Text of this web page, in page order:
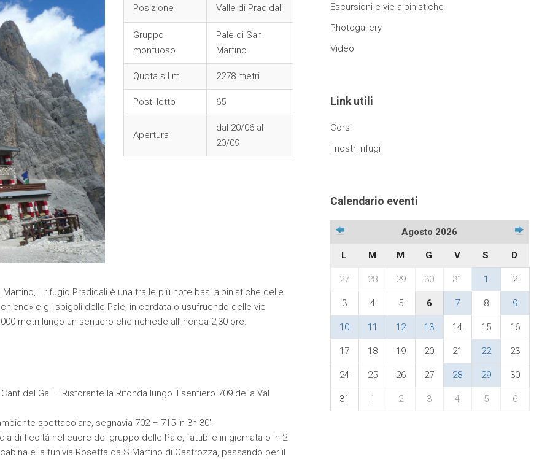
Posizione Valle di Pradidali
Gruppo
montuoso
Pale di San
Martino
Quota s.l.m. 2278 metri
Posti letto 65
Apertura
dal 20/06 al
20/09
il rifugio Pradidali è una tra le più note basi alpinistiche delle
e gli spigoli delle Pale, in cordata o usufruendo delle vie
metri lungo un sentiero che richiede all’incirca 2,30 ore.
del Gal – Ristorante la Ritonda lungo il sentiero 709 della Val
spettacolare, segnavia 702 – 715 in 3h 30′.
difficoltà nel cuore del gruppo delle Pale, fattibile in giornata o in 2
e la funivia Rosetta da S.Martino di Castrozza, passando per il
Escursioni e vie alpinistiche
Photogallery
Video
Link utili
Corsi
I nostri rifugi
Calendario eventi
Agosto 2026
L M M G V S D
27 28 29 30 31 1 2
3 4 5 6 7 8 9
10 11 12 13 14 15 16
17 18 19 20 21 22 23
24 25 26 27 28 29 30
31 1 2 3 4 5 6